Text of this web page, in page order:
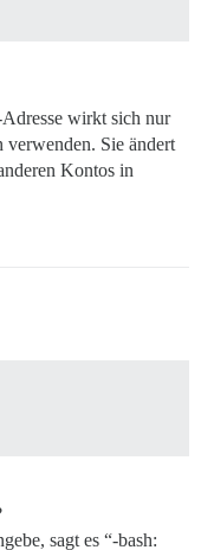
wirkt sich nur
Sie ändert
Kontos in
sagt es “-bash: